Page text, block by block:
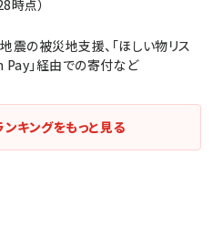
時点）
の被災地支援、「ほしい物リス
Pay」経由での寄付など
キングをもっと見る